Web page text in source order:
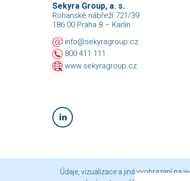
Sekyra Group, a. s.
Rohanské nábřeží 721/39
186 00 Praha 8 – Karlín
info@sekyragroup.cz
800 411 111
www.sekyragroup.cz
Údaje, vizualizace a jiná vyobrazení na